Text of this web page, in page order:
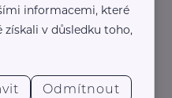
informacemi, které
v důsledku toho,
Odmítnout